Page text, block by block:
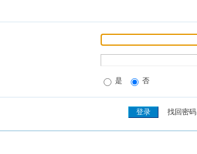
是 否
找回密码